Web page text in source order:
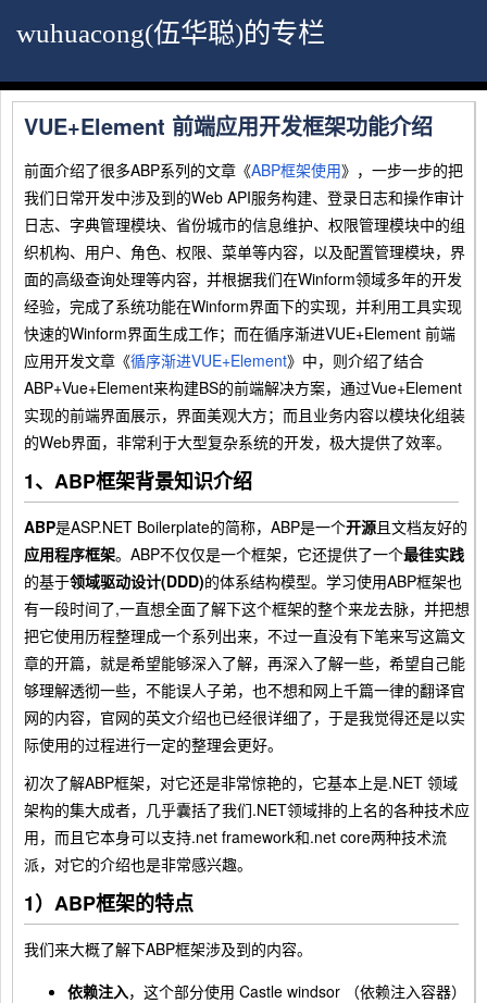
wuhuacong(伍华聪)的专栏
VUE+Element 前端应用开发框架功能介绍
前面介绍了很多ABP系列的文章《ABP框架使用》，一步一步的把
我们日常开发中涉及到的Web API服务构建、登录日志和操作审计
日志、字典管理模块、省份城市的信息维护、权限管理模块中的组
织机构、用户、角色、权限、菜单等内容，以及配置管理模块，界
面的高级查询处理等内容，并根据我们在Winform领域多年的开发
经验，完成了系统功能在Winform界面下的实现，并利用工具实现
快速的Winform界面生成工作；而在循序渐进VUE+Element 前端
应用开发文章《循序渐进VUE+Element》中，则介绍了结合
ABP+Vue+Element来构建BS的前端解决方案，通过Vue+Element
实现的前端界面展示，界面美观大方；而且业务内容以模块化组装
的Web界面，非常利于大型复杂系统的开发，极大提供了效率。
1、ABP框架背景知识介绍
ABP是ASP.NET Boilerplate的简称，ABP是一个开源且文档友好的
应用程序框架。ABP不仅仅是一个框架，它还提供了一个最徍实践
的基于领域驱动设计(DDD)的体系结构模型。学习使用ABP框架也
有一段时间了,一直想全面了解下这个框架的整个来龙去脉，并把想
把它使用历程整理成一个系列出来，不过一直没有下笔来写这篇文
章的开篇，就是希望能够深入了解，再深入了解一些，希望自己能
够理解透彻一些，不能误人子弟，也不想和网上千篇一律的翻译官
网的内容，官网的英文介绍也已经很详细了，于是我觉得还是以实
际使用的过程进行一定的整理会更好。
初次了解ABP框架，对它还是非常惊艳的，它基本上是.NET 领域
架构的集大成者，几乎囊括了我们.NET领域排的上名的各种技术应
用，而且它本身可以支持.net framework和.net core两种技术流
派，对它的介绍也是非常感兴趣。
1）ABP框架的特点
我们来大概了解下ABP框架涉及到的内容。
依赖注入，这个部分使用 Castle windsor （依赖注入容器）